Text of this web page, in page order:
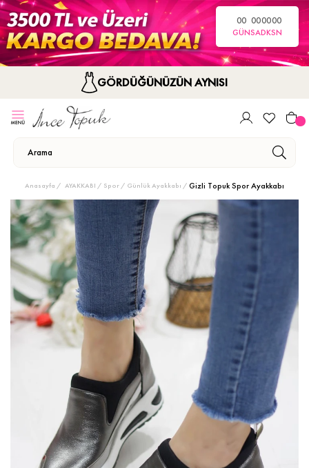
00
GÜN
00
SA
00
DK
00
SN
GÖRDÜĞÜNÜZÜN AYNISI
Anasayfa AYAKKABI Spor / Günlük Ayakkabı Gizli Topuk Spor Ayakkabı